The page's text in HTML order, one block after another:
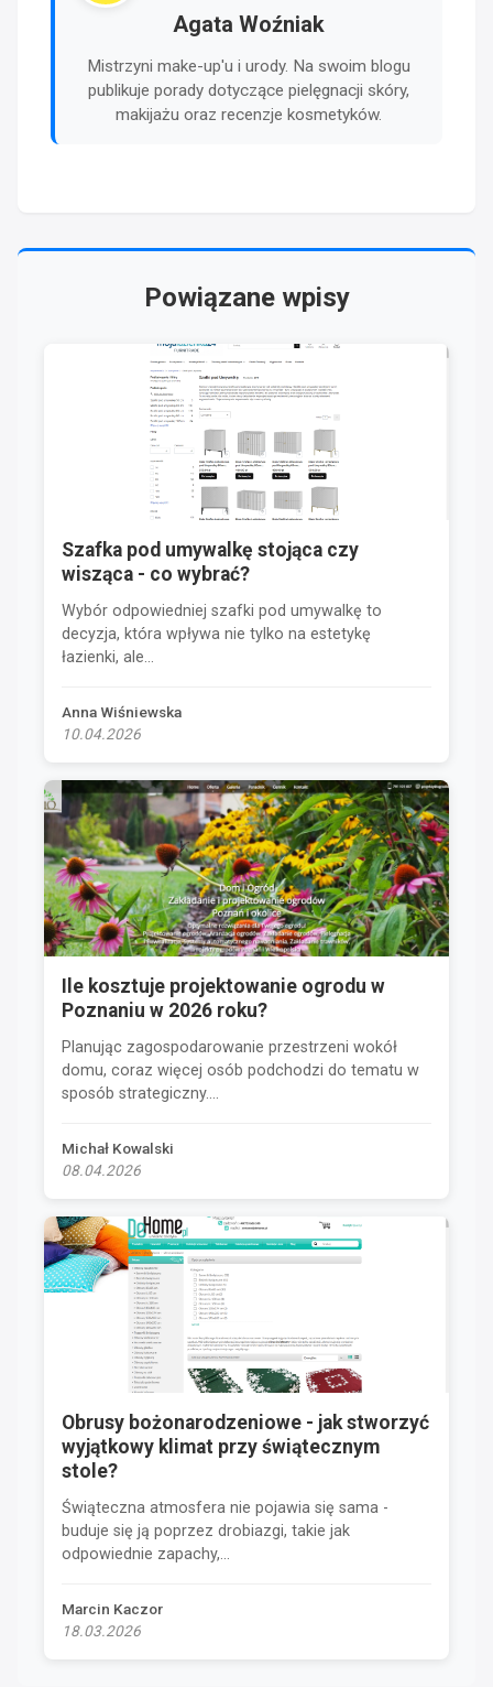
Agata Woźniak
Mistrzyni make-up'u i urody. Na swoim blogu
publikuje porady dotyczące pielęgnacji skóry,
makijażu oraz recenzje kosmetyków.
Powiązane wpisy
Szafka pod umywalkę stojąca czy
wisząca - co wybrać?
Wybór odpowiedniej szafki pod umywalkę to
decyzja, która wpływa nie tylko na estetykę
łazienki, ale...
Anna Wiśniewska
10.04.2026
Ile kosztuje projektowanie ogrodu w
Poznaniu w 2026 roku?
Planując zagospodarowanie przestrzeni wokół
domu, coraz więcej osób podchodzi do tematu w
sposób strategiczny....
Michał Kowalski
08.04.2026
Obrusy bożonarodzeniowe - jak stworzyć
wyjątkowy klimat przy świątecznym
stole?
Świąteczna atmosfera nie pojawia się sama -
buduje się ją poprzez drobiazgi, takie jak
odpowiednie zapachy,...
Marcin Kaczor
18.03.2026